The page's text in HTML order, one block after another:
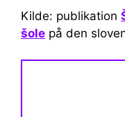
Kilde: publikation
šole på den